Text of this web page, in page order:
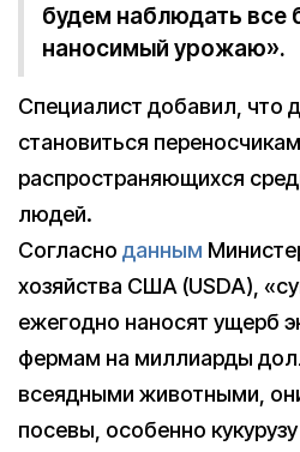
будем наблюдать все
наносимый урожаю».
Специалист добавил, что
становиться
распространяющихся
людей.
Согласно данным
хозяйства США (USDA),
ежегодно наносят ущерб
фермам на миллиарды
всеядными животными,
посевы, особенно